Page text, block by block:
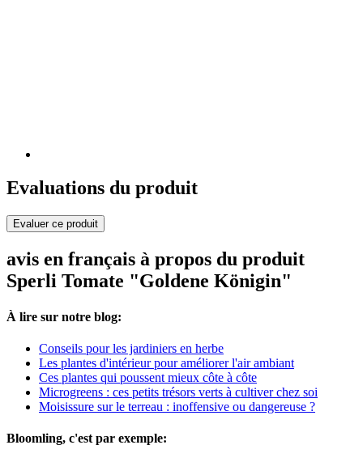
Evaluations du produit
Evaluer ce produit
avis en français à propos du produit
Sperli Tomate "Goldene Königin"
À lire sur notre blog:
Conseils pour les jardiniers en herbe
Les plantes d'intérieur pour améliorer l'air ambiant
Ces plantes qui poussent mieux côte à côte
Microgreens : ces petits trésors verts à cultiver chez soi
Moisissure sur le terreau : inoffensive ou dangereuse ?
Bloomling, c'est par exemple: